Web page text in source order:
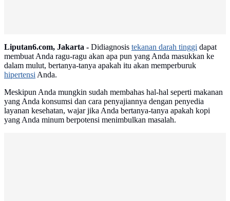
Liputan6.com, Jakarta - Didiagnosis tekanan darah tinggi dapat
membuat Anda ragu-ragu akan apa pun yang Anda masukkan ke
dalam mulut, bertanya-tanya apakah itu akan memperburuk
hipertensiAnda.
Meskipun Anda mungkin sudah membahas hal-hal seperti makanan
yang Anda konsumsi dan cara penyajiannya dengan penyedia
layanan kesehatan, wajar jika Anda bertanya-tanya apakah kopi
yang Anda minum berpotensi menimbulkan masalah.